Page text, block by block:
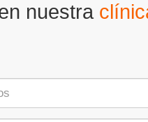
nuestra